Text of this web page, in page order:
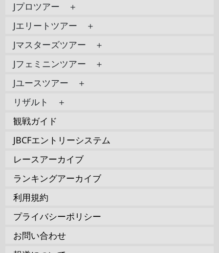
Jプロツアー ＋
Jエリートツアー ＋
Jマスターズツアー ＋
Jフェミニンツアー ＋
Jユースツアー ＋
リザルト ＋
観戦ガイド
JBCFエントリーシステム
レースアーカイブ
ランキングアーカイブ
利用規約
プライバシーポリシー
お問い合わせ